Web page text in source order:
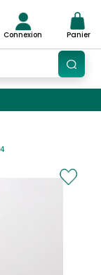
Connexion Panier